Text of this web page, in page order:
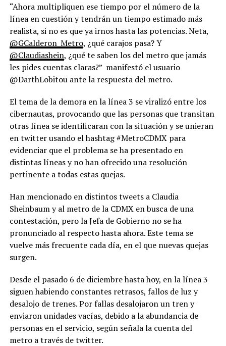
“Ahora multipliquen ese tiempo por el número de la
línea en cuestión y tendrán un tiempo estimado más
realista, si no es que ya irnos hasta las potencias. Neta,
@GCalderon_Metro, ¿qué carajos pasa? Y
@Claudiashein, ¿qué te saben los del metro que jamás
les pides cuentas claras?” manifestó el usuario
@DarthLobitou ante la respuesta del metro.
El tema de la demora en la línea 3 se viralizó entre los
cibernautas, provocando que las personas que transitan
otras línea se identificaran con la situación y se unieran
en twitter usando el hashtag #MetroCDMX para
evidenciar que el problema se ha presentado en
distintas líneas y no han ofrecido una resolución
pertinente a todas estas quejas.
Han mencionado en distintos tweets a Claudia
Sheinbaum y al metro de la CDMX en busca de una
contestación, pero la Jefa de Gobierno no se ha
pronunciado al respecto hasta ahora. Este tema se
vuelve más frecuente cada día, en el que nuevas quejas
surgen.
Desde el pasado 6 de diciembre hasta hoy, en la línea 3
siguen habiendo constantes retrasos, fallos de luz y
desalojo de trenes. Por fallas desalojaron un tren y
enviaron unidades vacías, debido a la abundancia de
personas en el servicio, según señala la cuenta del
metro a través de twitter.